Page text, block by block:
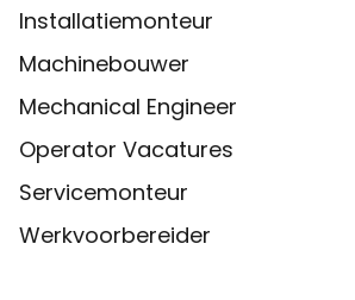
Installatiemonteur
Machinebouwer
Mechanical Engineer
Operator Vacatures
Servicemonteur
Werkvoorbereider